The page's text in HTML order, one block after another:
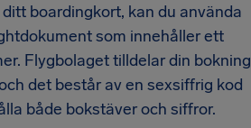
boardingkort, kan du använda
som innehåller ett
Flygbolaget tilldelar din bokning
det består av en sexsiffrig kod
både bokstäver och siffror.